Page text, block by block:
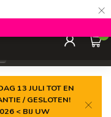
×
0
13 JULI TOT EN
/ GESLOTEN!
< BIJ UW